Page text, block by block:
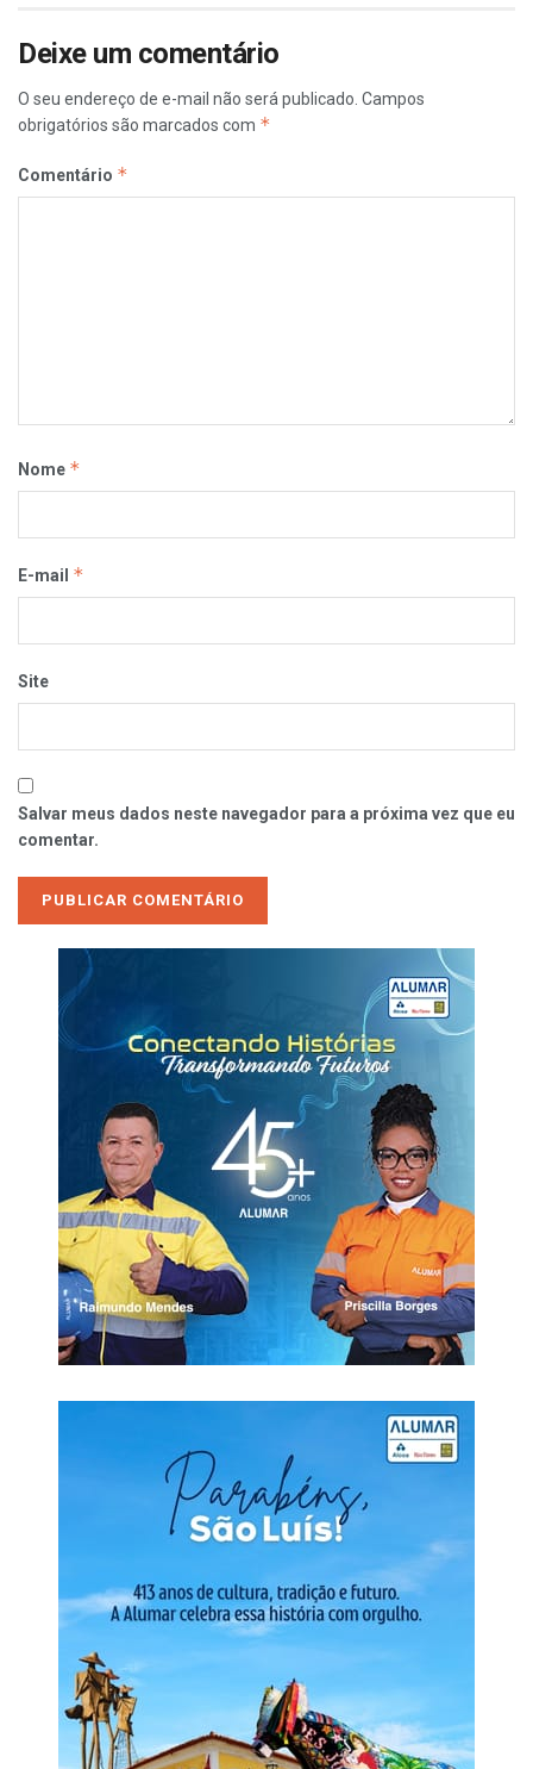
Deixe um comentário
O seu endereço de e-mail não será publicado. Campos
obrigatórios são marcados com *
Comentário *
Nome *
E-mail *
Site
Salvar meus dados neste navegador para a próxima vez que eu
comentar.